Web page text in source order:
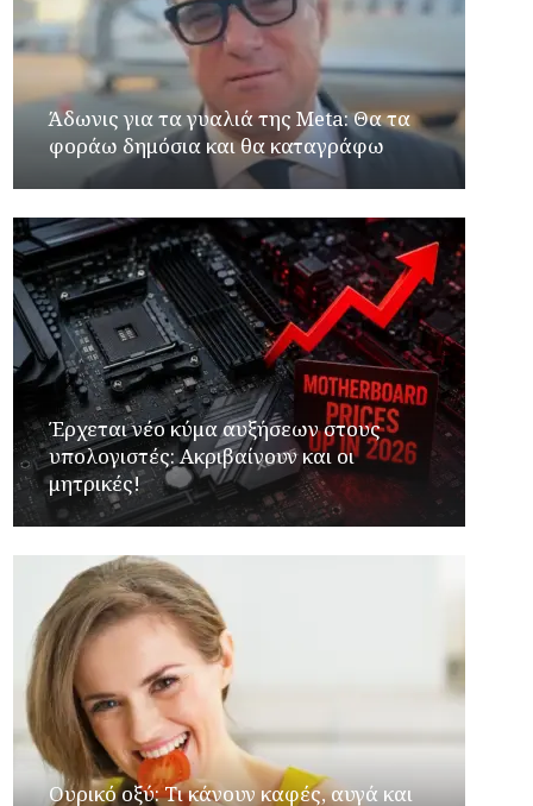
Άδωνις για τα γυαλιά της Meta: Θα τα
φοράω δημόσια και θα καταγράφω
Έρχεται νέο κύμα αυξήσεων στους
υπολογιστές: Ακριβαίνουν και οι
μητρικές!
Ουρικό οξύ: Τι κάνουν καφές, αυγά και